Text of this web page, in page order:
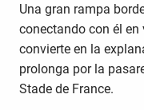
Una gran rampa
conectando con él en
convierte en la
prolonga por la
Stade de France.